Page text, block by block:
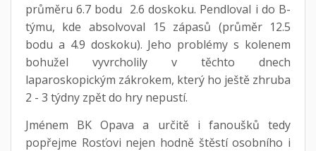
průměru 6.7 bodu 2.6 doskoku. Pendloval i do B-
týmu, kde absolvoval 15 zápasů (průměr 12.5
bodu a 4.9 doskoku). Jeho problémy s kolenem
bohužel vyvrcholily v těchto dnech
laparoskopickým zákrokem, který ho ještě zhruba
2 - 3 týdny zpět do hry nepustí.
Jménem BK Opava a určitě i fanoušků tedy
popřejme Rosťovi nejen hodně štěstí osobního i